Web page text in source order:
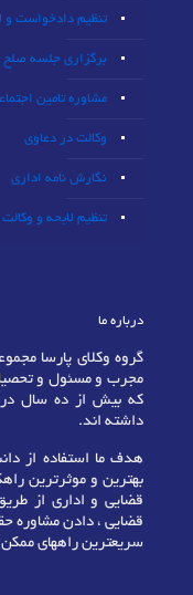
تنظیم دادخواست و
برگزاری جلسه
مشاوره تامین
وکالت در دعاوی
نگارش نامه اداری
تنظیم لایحه و
درباره ما
گروه وکلای پارسا
مجرب و مسئول و
که بیش از ده سال در
داشته اند.
هدف ما استفاده از
بهترین و موثرترین
قضایی و اداری از
قضایی ، دادن مشاوره
سریعترین راههای